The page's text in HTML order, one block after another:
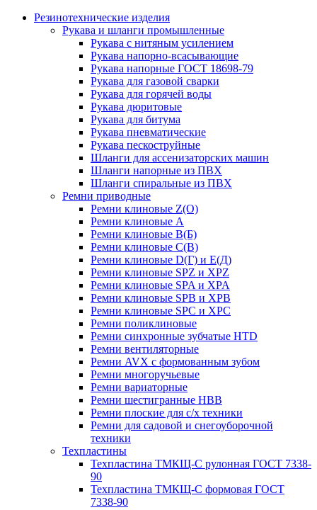
Резинотехнические изделия
Рукава и шланги промышленные
Рукава с нитяным усилением
Рукава напорно-всасывающие
Рукава напорные ГОСТ 18698-79
Рукава для газовой сварки
Рукава для горячей воды
Рукава дюритовые
Рукава для битума
Рукава пневматические
Рукава пескоструйные
Шланги для ассенизаторских машин
Шланги напорные из ПВХ
Шланги спиральные из ПВХ
Ремни приводные
Ремни клиновые Z(О)
Ремни клиновые А
Ремни клиновые В(Б)
Ремни клиновые С(В)
Ремни клиновые D(Г) и Е(Д)
Ремни клиновые SPZ и XPZ
Ремни клиновые SPA и XPA
Ремни клиновые SPB и XPB
Ремни клиновые SPC и XPC
Ремни поликлиновые
Ремни синхронные зубчатые HTD
Ремни вентиляторные
Ремни AVX с формованным зубом
Ремни многоручьевые
Ремни вариаторные
Ремни шестигранные HBB
Ремни плоские для с/х техники
Ремни для садовой и снегоуборочной
техники
Техпластины
Техпластина ТМКЩ-С рулонная ГОСТ 7338-
90
Техпластина ТМКЩ-С формовая ГОСТ
7338-90